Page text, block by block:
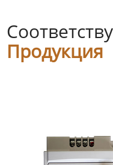
Продукция